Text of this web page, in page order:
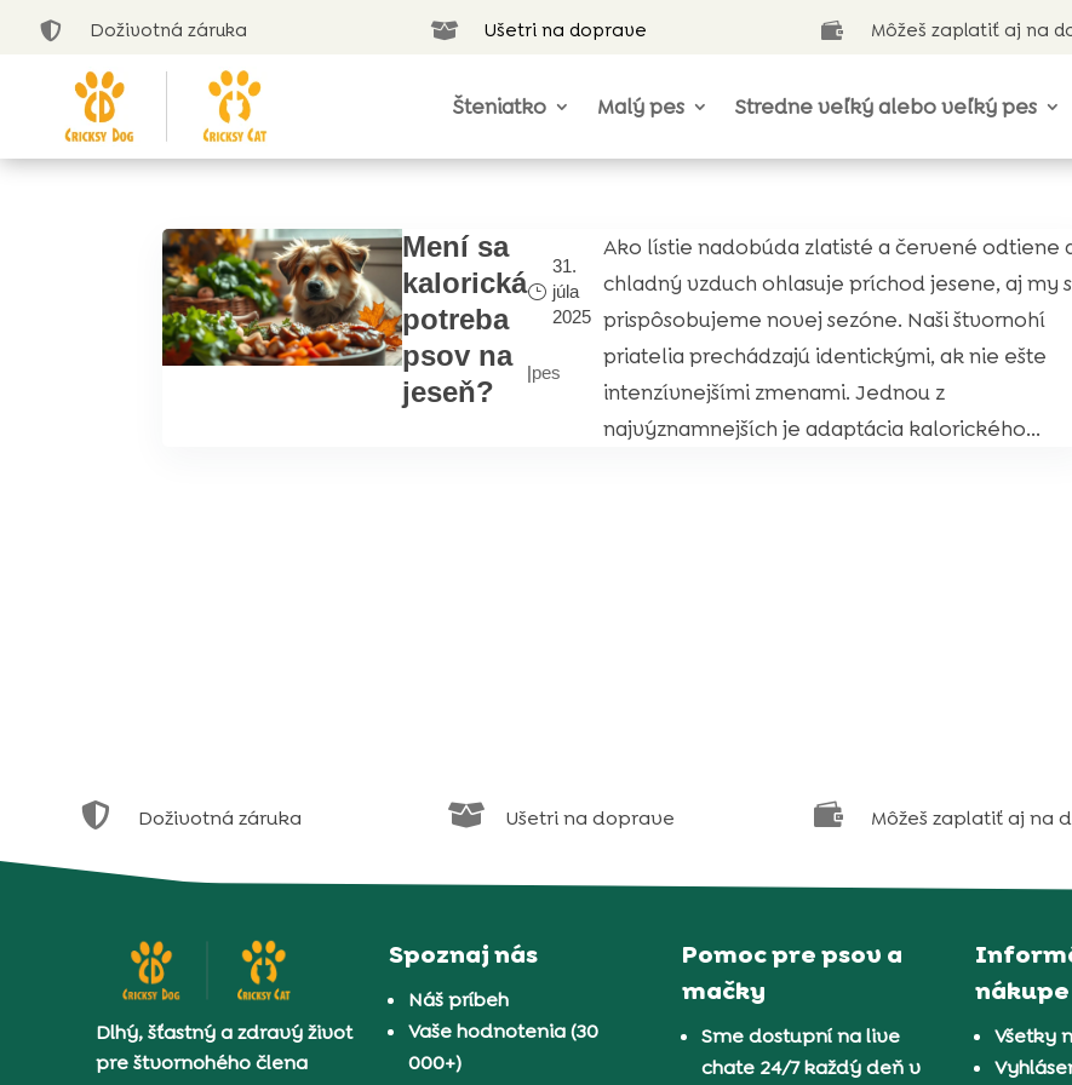
 Doživotná záruka  Ušetri na doprave  Môžeš zaplatiť aj na
Šteniatko Malý pes Stredne veľký alebo veľký pes
Mení sa
kalorická
potreba
psov na
jeseň?
31.
júla
2025
|pes
Ako lístie nadobúda zlatisté a červené odtiene
chladný vzduch ohlasuje príchod jesene, aj my
prispôsobujeme novej sezóne. Naši štvornohí
priatelia prechádzajú identickými, ak nie ešte
intenzívnejšími zmenami. Jednou z
najvýznamnejších je adaptácia kalorického...
 Doživotná záruka  Ušetri na doprave  Môžeš zaplatiť aj na
Dlhý, šťastný a zdravý život
pre štvornohého člena
Spoznaj nás
Náš príbeh
Vaše hodnotenia (30
000+)
Pomoc pre psov a
mačky
Sme dostupní na live
chate 24/7 každý deň v
nákupe
Všetky